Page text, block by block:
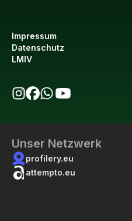
Impressum
Datenschutz
LMIV
Unser Netzwerk
profilery.eu
attempto.eu